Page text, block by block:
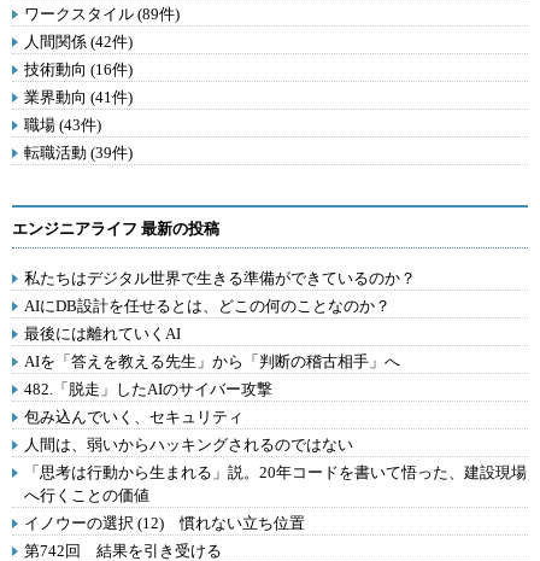
ワークスタイル (89件)
人間関係 (42件)
技術動向 (16件)
業界動向 (41件)
職場 (43件)
転職活動 (39件)
エンジニアライフ 最新の投稿
私たちはデジタル世界で生きる準備ができているのか？
AIにDB設計を任せるとは、どこの何のことなのか？
最後には離れていくAI
AIを「答えを教える先生」から「判断の稽古相手」へ
482.「脱走」したAIのサイバー攻撃
包み込んでいく、セキュリティ
人間は、弱いからハッキングされるのではない
「思考は行動から生まれる」説。20年コードを書いて悟った、建設現場
へ行くことの価値
イノウーの選択 (12) 慣れない立ち位置
第742回 結果を引き受ける